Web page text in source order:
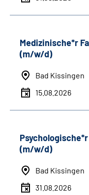
Medizinische*r
(m/w/d)
Bad Kissingen
15.08.2026
(m/w/d)
Bad Kissingen
31.08.2026